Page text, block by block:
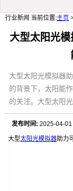
行业新闻 当前位置:主页
大型太阳光
大型太阳光模拟器
的背景下，太阳能
的关注。大型太阳
发布时间: 2025-04-
大型太阳光模拟器助力